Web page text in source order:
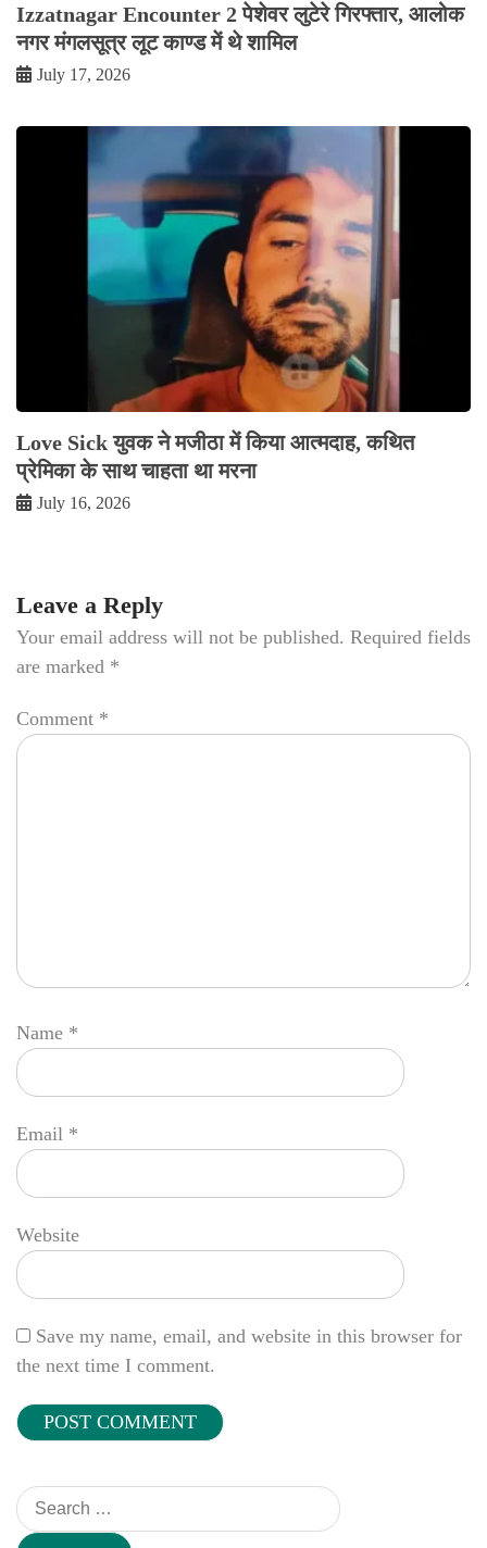
Izzatnagar Encounter 2 पेशेवर लुटेरे गिरफ्तार, आलोक
नगर मंगलसूत्र लूट काण्‍ड में थे शामिल
July 17, 2026
Love Sick युवक ने मजीठा में किया आत्मदाह, कथित
प्रेमिका के साथ चाहता था मरना
July 16, 2026
Leave a Reply
Your email address will not be published. Required fields
are marked *
Comment *
Name *
Email *
Website
Save my name, email, and website in this browser for
the next time I comment.
Search
for: